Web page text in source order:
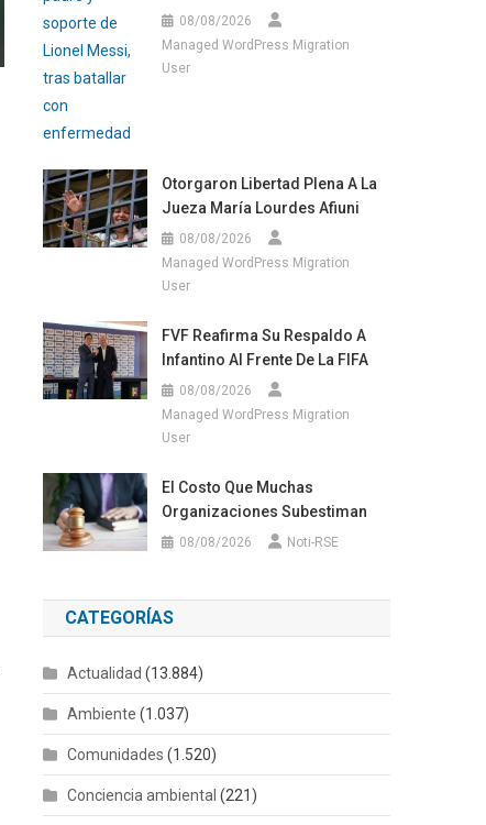
08/08/2026
Managed WordPress Migration
User
Otorgaron Libertad Plena A La
Jueza María Lourdes Afiuni
08/08/2026
Managed WordPress Migration
User
FVF Reafirma Su Respaldo A
Infantino Al Frente De La FIFA
08/08/2026
Managed WordPress Migration
User
El Costo Que Muchas
Organizaciones Subestiman
08/08/2026 Noti-RSE
CATEGORÍAS
Actualidad (13.884)
Ambiente (1.037)
Comunidades (1.520)
Conciencia ambiental (221)